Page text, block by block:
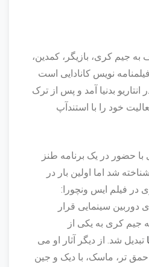
جیم کری، بازیگر، کمدین،
نویس کانادایی است
در 17 ژانویه 1962 در انتاریو بدنیا آمد و پس از ترک
از سال 1988 فعالیت خود را با استندآپ
جیم کری با حضور در یک برنامه طنز
شد اما اولین بار در
با بازی در فیلم ایس ونچورا:
دوربین سینمایی قرار
جیم کری به یکی از
تبدیل شد. از دیگر آثار او می
تر، ماسک، با دیک و جین